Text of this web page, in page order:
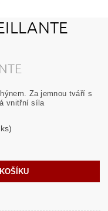
Za jemnou tváří s
vnitřní síla